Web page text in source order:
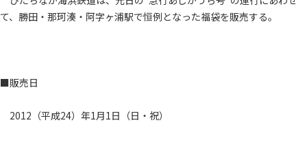
て、勝田・那珂湊・阿字ヶ浦駅で恒例となった福袋を販売する。
■販売日
2012（平成24）年1月1日（日・祝）